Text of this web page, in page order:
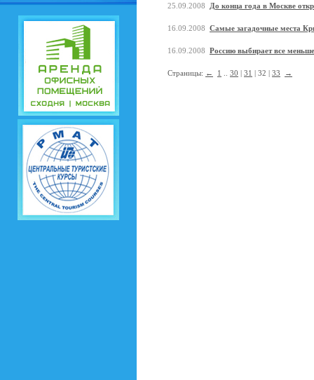
25.09.2008 До конца года в Москве
16.09.2008 Самые загадочные места
16.09.2008 Россию выбирает все
Страницы: ← 1 30 | 31 | 32 | 33 →